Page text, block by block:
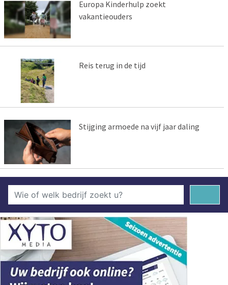
Europa Kinderhulp zoekt
vakantieouders
Reis terug in de tijd
Stijging armoede na vijf jaar daling